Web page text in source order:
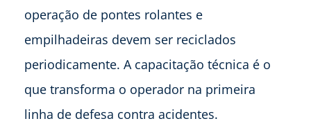
operação de pontes rolantes e
empilhadeiras devem ser reciclados
periodicamente. A capacitação técnica é o
que transforma o operador na primeira
linha de defesa contra acidentes.